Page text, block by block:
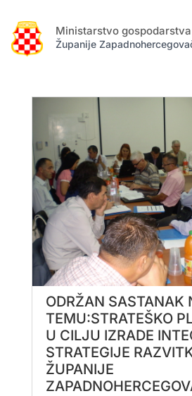
Ministarstvo gospodarstva
Županije
ODRŽAN SASTANAK
TEMU:STRATEŠKO
U CILJU IZRADE
STRATEGIJE
ŽUPANIJE